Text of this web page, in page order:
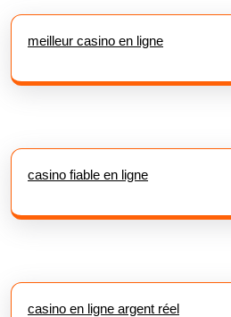
meilleur casino en ligne
casino fiable en ligne
casino en ligne argent réel